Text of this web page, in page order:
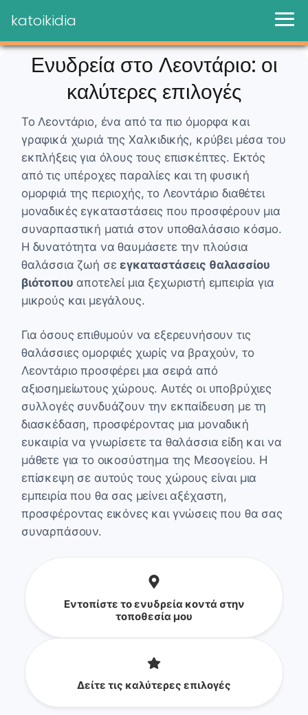
katoikidia
Ενυδρεία στο Λεοντάριο: οι
καλύτερες επιλογές
Το Λεοντάριο, ένα από τα πιο όμορφα και
γραφικά χωριά της Χαλκιδικής, κρύβει μέσα του
εκπλήξεις για όλους τους επισκέπτες. Εκτός
από τις υπέροχες παραλίες και τη φυσική
ομορφιά της περιοχής, το Λεοντάριο διαθέτει
μοναδικές εγκαταστάσεις που προσφέρουν μια
συναρπαστική ματιά στον υποθαλάσσιο κόσμο.
Η δυνατότητα να θαυμάσετε την πλούσια
θαλάσσια ζωή σεεγκαταστάσεις θαλασσίου
βιότοπου αποτελεί μια ξεχωριστή εμπειρία για
μικρούς και μεγάλους.
Για όσους επιθυμούν να εξερευνήσουν τις
θαλάσσιες ομορφιές χωρίς να βραχούν, το
Λεοντάριο προσφέρει μια σειρά από
αξιοσημείωτους χώρους. Αυτές οι υποβρύχιες
συλλογές συνδυάζουν την εκπαίδευση με τη
διασκέδαση, προσφέροντας μια μοναδική
ευκαιρία να γνωρίσετε τα θαλάσσια είδη και να
μάθετε για το οικοσύστημα της Μεσογείου. Η
επίσκεψη σε αυτούς τους χώρους είναι μια
εμπειρία που θα σας μείνει αξέχαστη,
προσφέροντας εικόνες και γνώσεις που θα σας
συναρπάσουν.
Εντοπίστε το ενυδρεία κοντά στην
τοποθεσία μου
Δείτε τις καλύτερες επιλογές